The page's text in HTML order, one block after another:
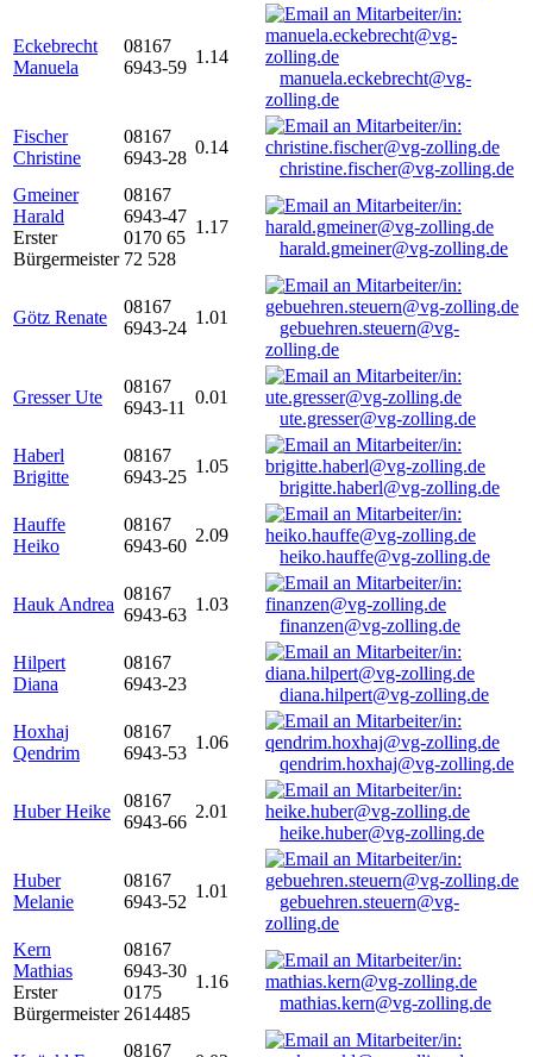
Eckebrecht
Manuela
08167
6943-59
1.14
manuela.eckebrecht@vg-
zolling.de
Fischer
Christine
08167
6943-28
0.14
christine.fischer@vg-zolling.de
Gmeiner
Harald
Erster
Bürgermeister
08167
6943-47
0170 65
72 528
1.17
harald.gmeiner@vg-zolling.de
Götz Renate
08167
6943-24
1.01
gebuehren.steuern@vg-
zolling.de
Gresser Ute
08167
6943-11
0.01
ute.gresser@vg-zolling.de
Haberl
Brigitte
08167
6943-25
1.05
brigitte.haberl@vg-zolling.de
Hauffe
Heiko
08167
6943-60
2.09
heiko.hauffe@vg-zolling.de
Hauk Andrea
08167
6943-63
1.03
finanzen@vg-zolling.de
Hilpert
Diana
08167
6943-23
diana.hilpert@vg-zolling.de
Hoxhaj
Qendrim
08167
6943-53
1.06
qendrim.hoxhaj@vg-zolling.de
Huber Heike
08167
6943-66
2.01
heike.huber@vg-zolling.de
Huber
Melanie
08167
6943-52
1.01
gebuehren.steuern@vg-
zolling.de
Kern
Mathias
Erster
Bürgermeister
08167
6943-30
0175
2614485
1.16
mathias.kern@vg-zolling.de
08167